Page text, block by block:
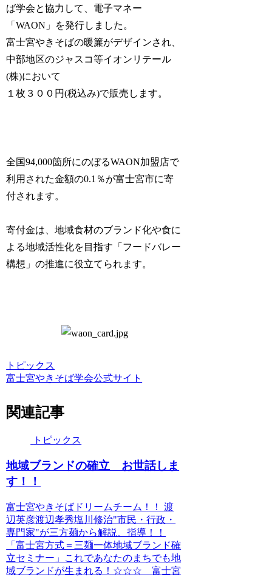
ば学会と協力して、電子マネー
「WAON」を発行しました。
富士宮やきそばの暖簾がデザインされ、
中部地区のジャスコ等イオンリテール
(株)において
１枚３００円(税込み)で販売します。
全国94,000箇所にのぼるWAON加盟店で
利用された金額の0.1％が富士宮市に寄
付されます。
寄付金は、地域食材のブランド化や食に
よる地域活性化を目指す「フードバレー
構想」の推進に役立てられます。
トピックス
富士宮やきそば学会公式サイト
関連記事
トピックス
地域ブランドの確立 お世話しま
す！！
富士宮やきそばドリームチーム！！ 渡
辺英彦渡辺孝秀塩川修治"市民・行政・
専門家"が三方麺から解説、指導！！
「富士宮方式＝三麺一体地域ブランド確
立セミナー」これであなたのまちでも地
域ブランドが生まれる！☆☆☆ 富士宮